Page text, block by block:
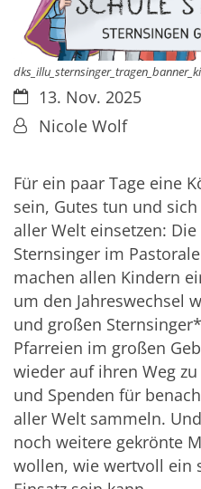
Datum:13. Nov. 2025
Von:Nicole Wolf
Für ein paar Tage eine
sein, Gutes tun und
aller Welt einsetzen:
Sternsinger im
machen allen Kindern
um den Jahreswechsel
und großen
Pfarreien im großen
wieder auf ihren Weg
und Spenden für
aller Welt sammeln.
noch weitere gekrönte
wollen, wie wertvoll ein